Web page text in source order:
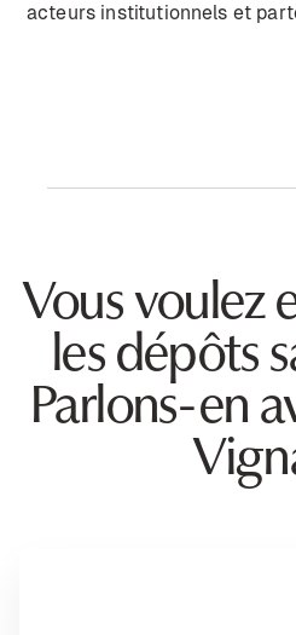
acteurs institutionnels et
Vous voulez
les dépôts
Parlons-en